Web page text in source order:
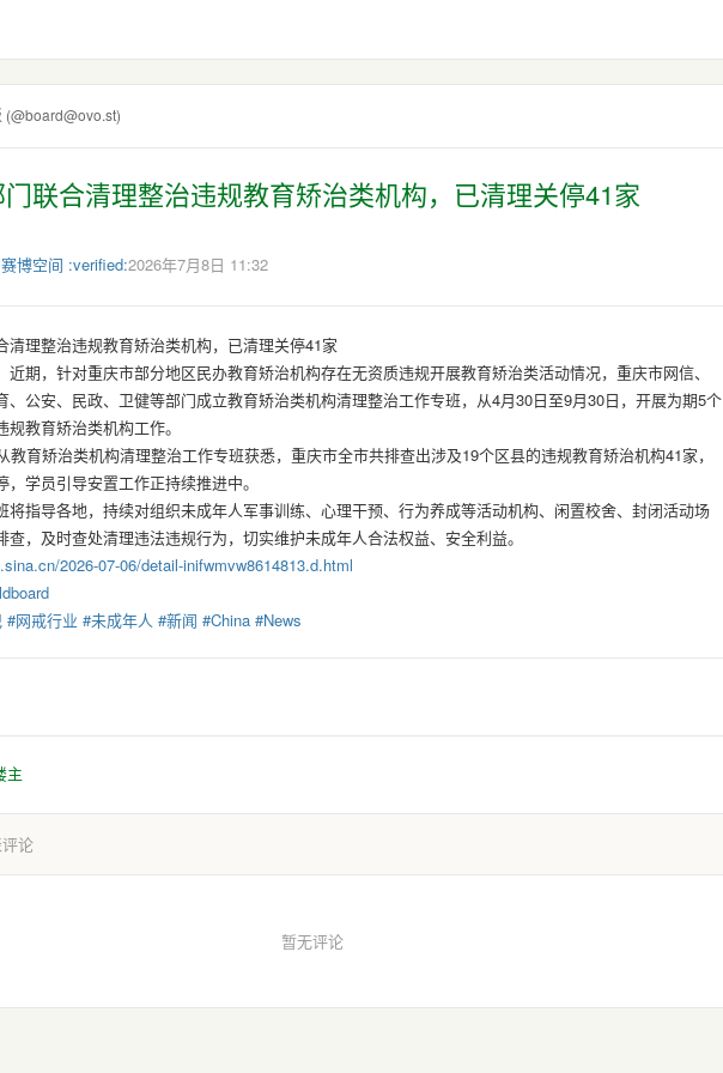
(@board@ovo.st)
联合清理整治违规教育矫治类机构，已清理关停41家
博空间 :verified:2026年7月8日 11:32
清理整治违规教育矫治类机构，已清理关停41家
近期，针对重庆市部分地区民办教育矫治机构存在无资质违规开展教育矫治类活动情况，重庆市网信、
、公安、民政、卫健等部门成立教育矫治类机构清理整治工作专班，从4月30日至9月30日，开展为期5个
规教育矫治类机构工作。
教育矫治类机构清理整治工作专班获悉，重庆市全市共排查出涉及19个区县的违规教育矫治机构41家，
，学员引导安置工作正持续推进中。
将指导各地，持续对组织未成年人军事训练、心理干预、行为养成等活动机构、闲置校舍、封闭活动场
查，及时查处清理违法违规行为，切实维护未成年人合法权益、安全利益。
2026-07-06/detail-inifwmvw8614813.d.html
#网戒行业 #未成年人 #新闻 #China #News
主
论
暂无评论